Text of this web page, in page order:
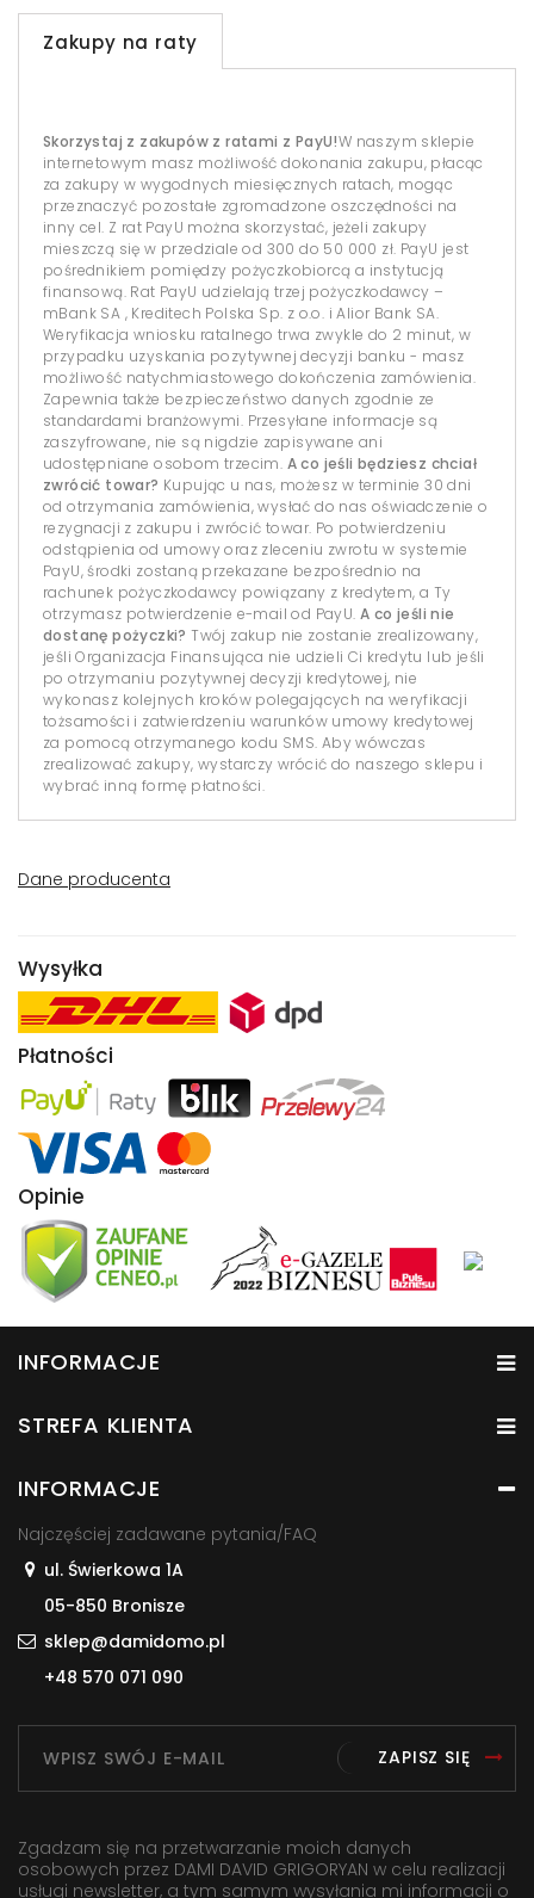
Zakupy na raty
Skorzystaj z zakupów z ratami z PayU!W naszym sklepie
internetowym masz możliwość dokonania zakupu, płacąc
za zakupy w wygodnych miesięcznych ratach, mogąc
przeznaczyć pozostałe zgromadzone oszczędności na
inny cel. Z rat PayU można skorzystać, jeżeli zakupy
mieszczą się w przedziale od 300 do 50 000 zł. PayU jest
pośrednikiem pomiędzy pożyczkobiorcą a instytucją
finansową. Rat PayU udzielają trzej pożyczkodawcy –
mBank SA , Kreditech Polska Sp. z o.o. i Alior Bank SA.
Weryfikacja wniosku ratalnego trwa zwykle do 2 minut, w
przypadku uzyskania pozytywnej decyzji banku - masz
możliwość natychmiastowego dokończenia zamówienia.
Zapewnia także bezpieczeństwo danych zgodnie ze
standardami branżowymi. Przesyłane informacje są
zaszyfrowane, nie są nigdzie zapisywane ani
udostępniane osobom trzecim. A co jeśli będziesz chciał
zwrócić towar? Kupując u nas, możesz w terminie 30 dni
od otrzymania zamówienia, wysłać do nas oświadczenie o
rezygnacji z zakupu i zwrócić towar. Po potwierdzeniu
odstąpienia od umowy oraz zleceniu zwrotu w systemie
PayU, środki zostaną przekazane bezpośrednio na
rachunek pożyczkodawcy powiązany z kredytem, a Ty
otrzymasz potwierdzenie e-mail od PayU. A co jeśli nie
dostanę pożyczki? Twój zakup nie zostanie zrealizowany,
jeśli Organizacja Finansująca nie udzieli Ci kredytu lub jeśli
po otrzymaniu pozytywnej decyzji kredytowej, nie
wykonasz kolejnych kroków polegających na weryfikacji
tożsamości i zatwierdzeniu warunków umowy kredytowej
za pomocą otrzymanego kodu SMS. Aby wówczas
zrealizować zakupy, wystarczy wrócić do naszego sklepu i
wybrać inną formę płatności.
Dane producenta
Wysyłka
Płatności
Opinie
INFORMACJE
STREFA KLIENTA
INFORMACJE
Najczęściej zadawane pytania/FAQ
ul. Świerkowa 1A
05-850 Bronisze
sklep@damidomo.pl
+48 570 071 090
ZAPISZ SIĘ
Zgadzam się na przetwarzanie moich danych
osobowych przez DAMI DAVID GRIGORYAN w celu realizacji
usługi newsletter, a tym samym wysyłania mi informacji o